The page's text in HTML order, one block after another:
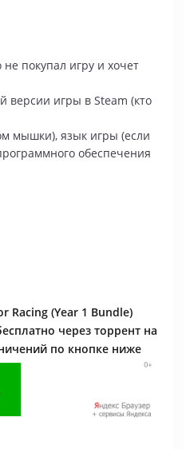
покупал игру и хочет
версии игры в Steam (кто
мышки), язык игры (если
обеспечения
Racing (Year 1 Bundle)
через торрент на
по кнопке ниже